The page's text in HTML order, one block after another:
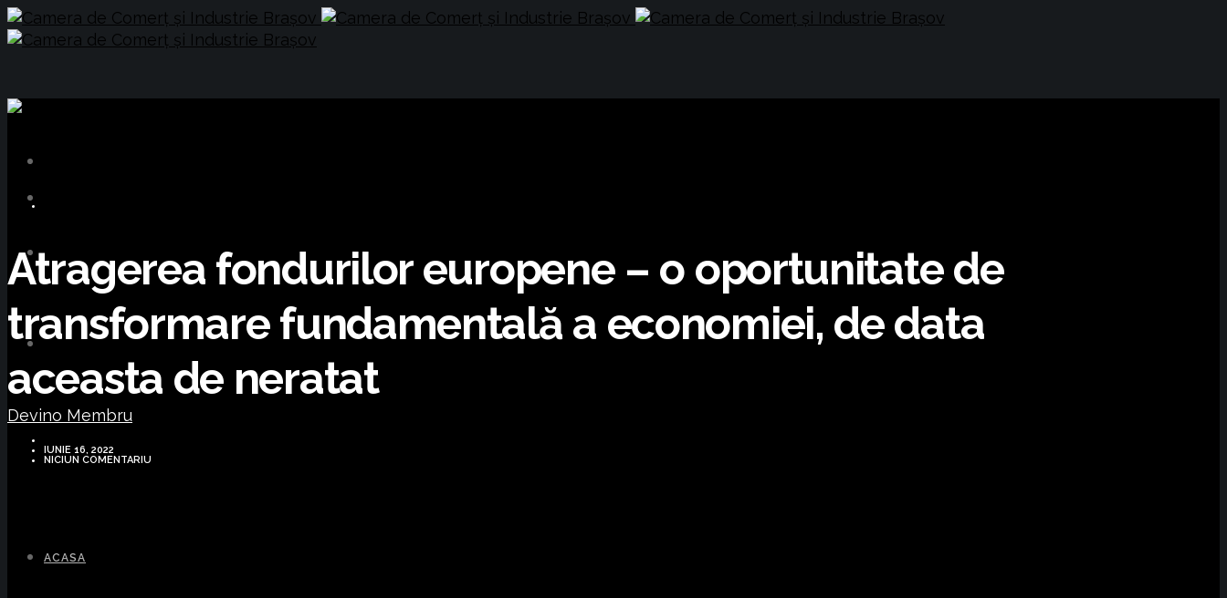
Devino Membru
ACASA
Atragerea fondurilor europene – o oportunitate de
transformare fundamentală a economiei, de data
aceasta de neratat
IUNIE 16, 2022
NICIUN COMENTARIU